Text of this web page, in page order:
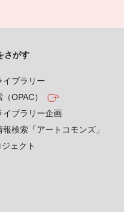
さがす
イブラリー
OPAC）
イブラリー企画
報検索「アートコモンズ」
ェクト